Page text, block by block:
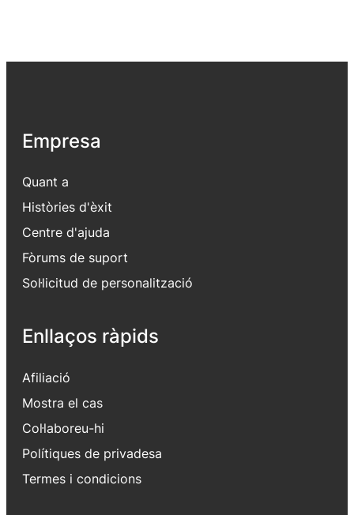
Empresa
Quant a
Històries d'èxit
Centre d'ajuda
Fòrums de suport
Sol·licitud de personalització
Enllaços ràpids
Afiliació
Mostra el cas
Col·laboreu-hi
Polítiques de privadesa
Termes i condicions